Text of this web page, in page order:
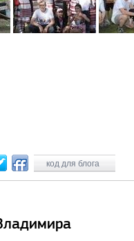
код для блога